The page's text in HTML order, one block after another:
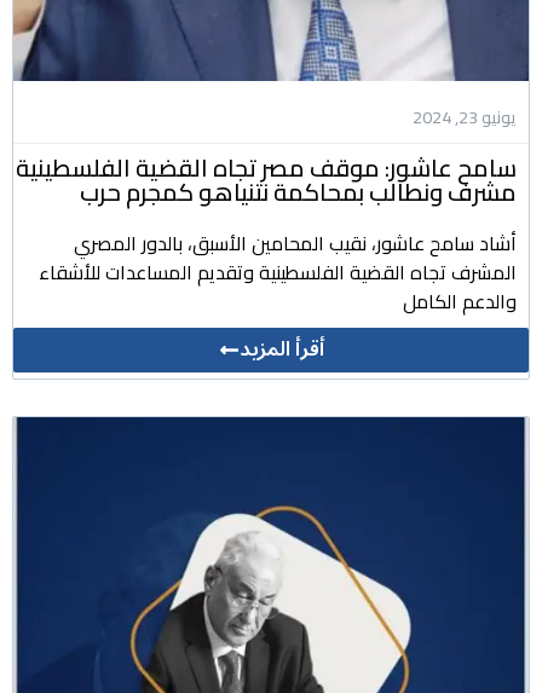
يونيو 23, 2024
سامح عاشور: موقف مصر تجاه القضية الفلسطينية
مشرف ونطالب بمحاكمة نتنياهو كمجرم حرب
أشاد سامح عاشور، نقيب المحامين الأسبق، بالدور المصري
المشرف تجاه القضية الفلسطينية وتقديم المساعدات للأشقاء
والدعم الكامل
أقرأ المزيد